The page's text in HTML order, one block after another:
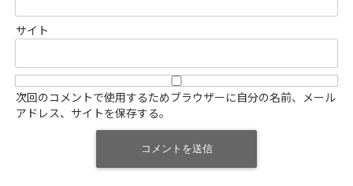
サイト
次回のコメントで使用するためブラウザーに自分の名前、メール
アドレス、サイトを保存する。